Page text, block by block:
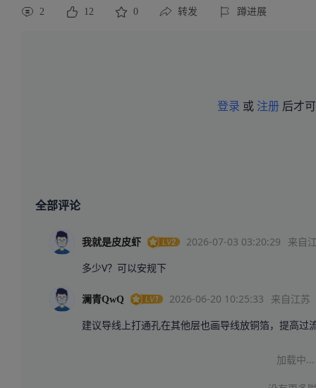
2 12 0 转发 蹲进展
登录 或 注册 后才
全部评论
我就是皮皮虾 2026-07-03 03:20:29
来自
澜青QwQ 2026-06-20 10:25:33
来自江苏
建议导线上打通孔在其他层也画导线放铜箔，提高过
加载中...